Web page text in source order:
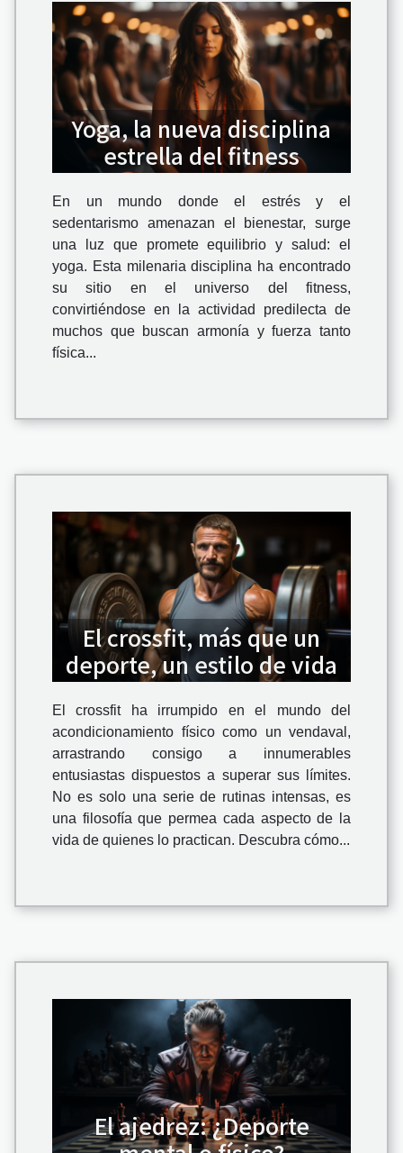
Yoga, la nueva disciplina
estrella del fitness
En un mundo donde el estrés y el
sedentarismo amenazan el bienestar, surge
una luz que promete equilibrio y salud: el
yoga. Esta milenaria disciplina ha encontrado
su sitio en el universo del fitness,
convirtiéndose en la actividad predilecta de
muchos que buscan armonía y fuerza tanto
física...
El crossfit, más que un
deporte, un estilo de vida
El crossfit ha irrumpido en el mundo del
acondicionamiento físico como un vendaval,
arrastrando consigo a innumerables
entusiastas dispuestos a superar sus límites.
No es solo una serie de rutinas intensas, es
una filosofía que permea cada aspecto de la
vida de quienes lo practican. Descubra cómo...
El ajedrez: ¿Deporte